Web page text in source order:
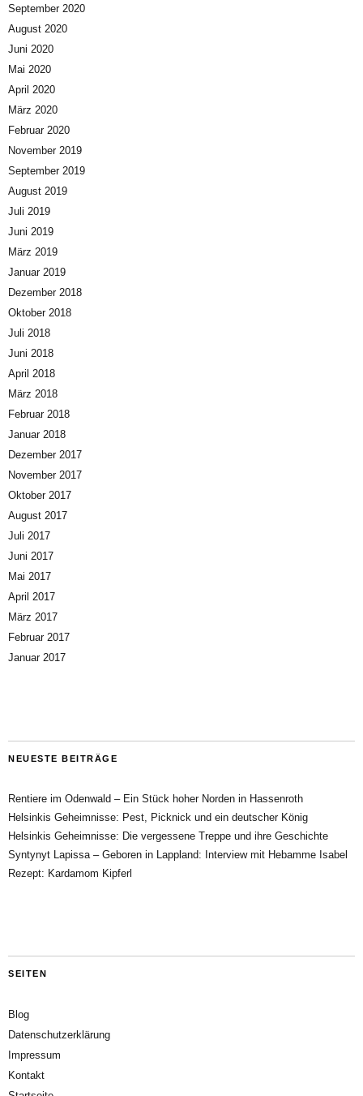
September 2020
August 2020
Juni 2020
Mai 2020
April 2020
März 2020
Februar 2020
November 2019
September 2019
August 2019
Juli 2019
Juni 2019
März 2019
Januar 2019
Dezember 2018
Oktober 2018
Juli 2018
Juni 2018
April 2018
März 2018
Februar 2018
Januar 2018
Dezember 2017
November 2017
Oktober 2017
August 2017
Juli 2017
Juni 2017
Mai 2017
April 2017
März 2017
Februar 2017
Januar 2017
NEUESTE BEITRÄGE
Rentiere im Odenwald – Ein Stück hoher Norden in Hassenroth
Helsinkis Geheimnisse: Pest, Picknick und ein deutscher König
Helsinkis Geheimnisse: Die vergessene Treppe und ihre Geschichte
Syntynyt Lapissa – Geboren in Lappland: Interview mit Hebamme Isabel
Rezept: Kardamom Kipferl
SEITEN
Blog
Datenschutzerklärung
Impressum
Kontakt